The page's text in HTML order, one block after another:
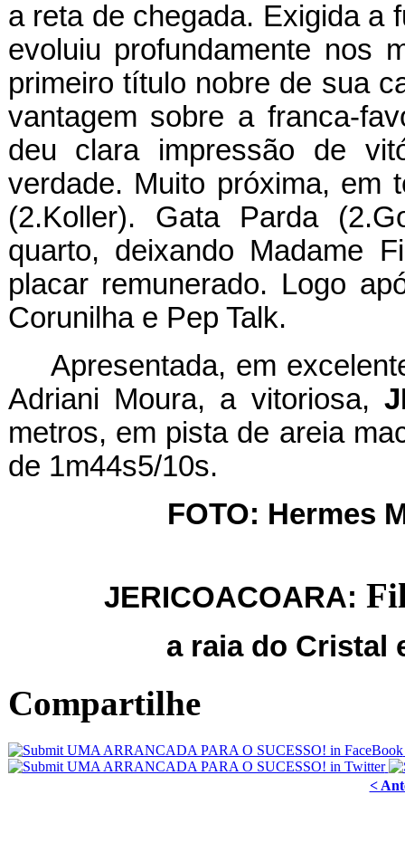
a reta de chegada. Exigida a
evoluiu profundamente nos
primeiro título nobre de sua
vantagem sobre a franca-
deu clara impressão de
verdade. Muito próxima, em
(2.Koller). Gata Parda
quarto, deixando Madame
placar remunerado. Logo
Corunilha e Pep Talk.
Apresentada, em
Adriani Moura, a vitoriosa,
metros, em pista de areia
de 1m44s5/10s.
FOTO: Hermes
JERICOACOARA:
a raia do Cristal
Compartilhe
<